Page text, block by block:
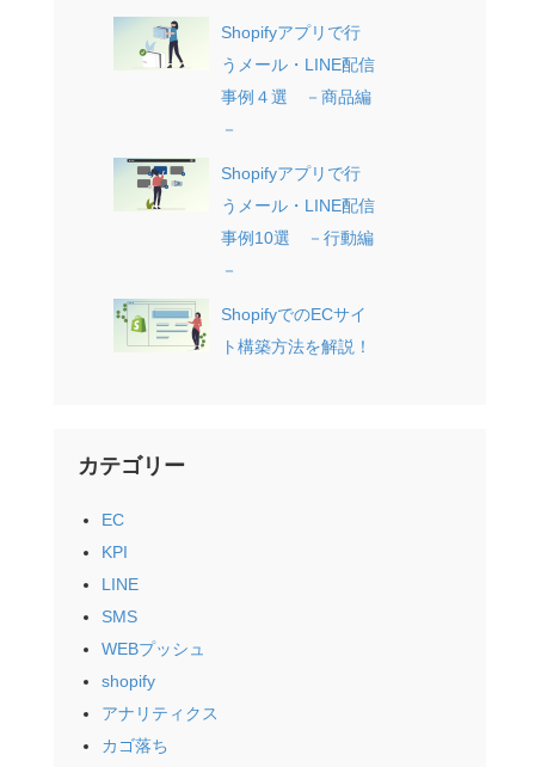
Shopifyアプリで行
うメール・LINE配信
事例４選 －商品編
－
Shopifyアプリで行
うメール・LINE配信
事例10選 －行動編
－
ShopifyでのECサイ
ト構築方法を解説！
カテゴリー
EC
KPI
LINE
SMS
WEBプッシュ
shopify
アナリティクス
カゴ落ち